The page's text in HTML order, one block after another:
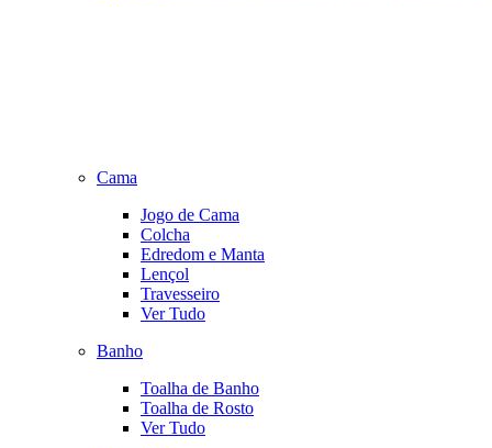
Cama
Jogo de Cama
Colcha
Edredom e Manta
Lençol
Travesseiro
Ver Tudo
Banho
Toalha de Banho
Toalha de Rosto
Ver Tudo